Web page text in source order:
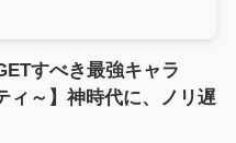
すべき最強キャラ
ィ～】神時代に、ノリ遅